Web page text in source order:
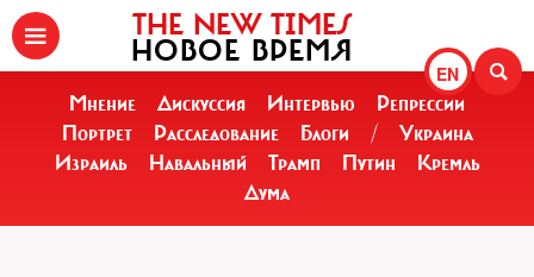
EN
THE NEW TIMES
НОВОЕ ВРЕМЯ
Мнение Дискуссия Интервью
Репрессии
Портрет
Расследование Блоги /
Украина
Израиль
Навальный Трамп Путин
Кремль
Дума